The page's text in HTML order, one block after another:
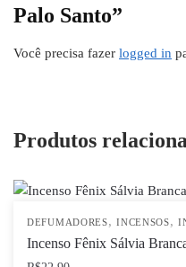
Palo Santo”
Você precisa fazer logged in
Produtos
DEFUMADORES,INCENSOS,
Incenso Fênix Sálvia